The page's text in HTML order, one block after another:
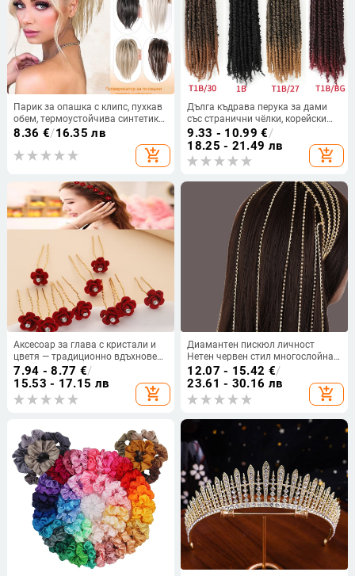
Парик за опашка с клипс, пухкав
обем, термоустойчива синтетика,
модел Q51, универсално пасване,
къдрене
8.36 €/16.35 лв
add_shopping_cart
Дълга къдрава перука за дами
със странични чёлки, корейски
стил, японски копринени нишки,
механично обработване, Qi чёлки
9.33 - 10.99 €/
18.25 - 21.49 лв
add_shopping_cart
Аксесоар за глава с кристали и
цветя — традиционно вдъхновен
стил, подходящ за сватба,
персонализация налична
7.94 - 8.77 €/
15.53 - 17.15 лв
add_shopping_cart
Диамантен пискюл личност
Нетен червен стил многослойна
лента за глава Европейска и
американска преувеличена
диамантена пискюл
темперамент лента за глава
12.07 - 15.42 €/
23.61 - 30.16 лв
add_shopping_cart